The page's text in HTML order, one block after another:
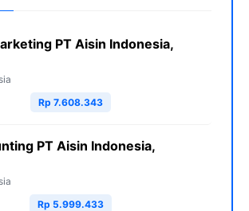
PT Aisin Indonesia,
Rp 7.608.343
PT Aisin Indonesia,
Rp 5.999.433